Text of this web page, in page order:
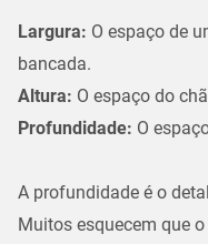
Largura: O espaço de
bancada.
Altura: O espaço do
Profundidade: O
A profundidade é o
Muitos esquecem que